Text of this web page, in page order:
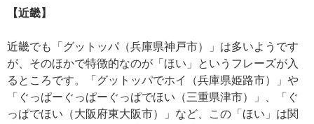
【近畿】
近畿でも「グットッパ（兵庫県神戸市）」は多いようです
が、そのほかで特徴的なのが「ほい」というフレーズが入
るところです。「グットッパでホイ（兵庫県姫路市）」や
「ぐっぱーぐっぱーぐっぱでほい（三重県津市）」、「ぐ
っぱでほい（大阪府東大阪市）」など、この「ほい」は関